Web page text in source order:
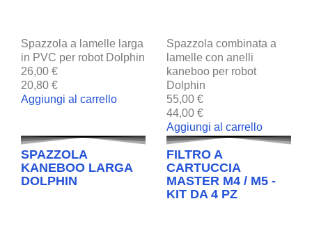
Spazzola a lamelle larga
in PVC per robot Dolphin
26,00 €
20,80 €
Aggiungi al carrello
Spazzola combinata a
lamelle con anelli
kaneboo per robot
Dolphin
55,00 €
44,00 €
Aggiungi al carrello
SPAZZOLA
KANEBOO LARGA
DOLPHIN
FILTRO A
CARTUCCIA
MASTER M4 / M5 -
KIT DA 4 PZ